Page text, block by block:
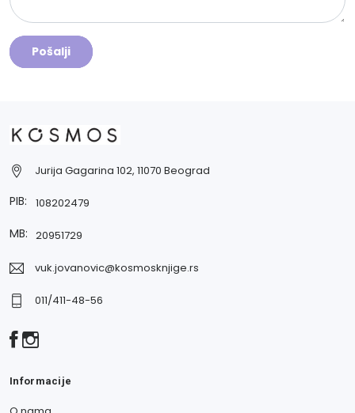
Pošalji
Jurija Gagarina 102, 11070 Beograd
PIB: 108202479
MB: 20951729
vuk.jovanovic@kosmosknjige.rs
011/411-48-56
Informacije